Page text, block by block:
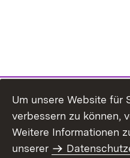
Themenübersicht
Um unsere Website für
verbessern zu können,
Weitere Informationen
unserer